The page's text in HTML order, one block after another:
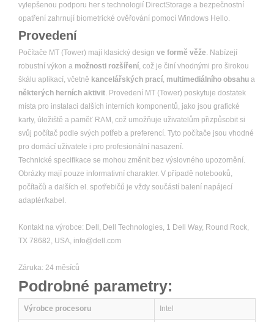
vylepšenou podporu her s technologií DirectStorage a bezpečnostní
opatření zahrnují biometrické ověřování pomocí Windows Hello.
Provedení
Počítače MT (Tower) mají klasický design ve formě věže. Nabízejí
robustní výkon a možnosti rozšíření, což je činí vhodnými pro širokou
škálu aplikací, včetně kancelářských prací, multimediálního obsahu a
některých herních aktivit. Provedení MT (Tower) poskytuje dostatek
místa pro instalaci dalších interních komponentů, jako jsou grafické
karty, úložiště a paměť RAM, což umožňuje uživatelům přizpůsobit si
svůj počítač podle svých potřeb a preferencí. Tyto počítače jsou vhodné
pro domácí uživatele i pro profesionální nasazení.
Technické specifikace se mohou změnit bez výslovného upozornění.
Obrázky mají pouze informativní charakter. V případě notebooků,
počítačů a dalších el. spotřebičů je vždy součástí balení napájecí
adaptér/kabel.
Kontakt na výrobce: Dell, Dell Technologies, 1 Dell Way, Round Rock,
TX 78682, USA, info@dell.com
Záruka: 24 měsíců
Podrobné parametry:
Výrobce procesoru Intel